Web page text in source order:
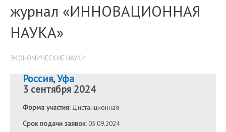
журнал «ИННОВАЦИОННАЯ
НАУКА»
ЭКОНОМИЧЕСКИЕ НАУКИ
Россия,Уфа
3 сентября 2024
Форма участия:Дистанционная
Срок подачи заявок:03.09.2024